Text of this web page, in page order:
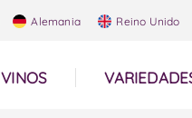
Alemania Reino Unido
VINOS